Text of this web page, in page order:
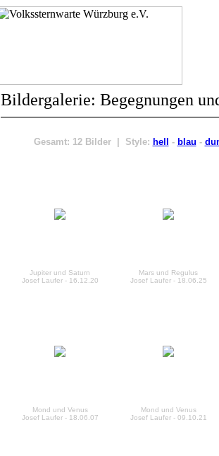
Bildergalerie: Begegnungen
Gesamt: 12 Bilder | Style: hell - blau -
Jupiter und Saturn
Josef Laufer - 16.12.20
Mars und Regulus
Josef Laufer - 18.06.25
Mond und Venus
Josef Laufer - 18.06.07
Mond und Venus
Josef Laufer - 09.10.21